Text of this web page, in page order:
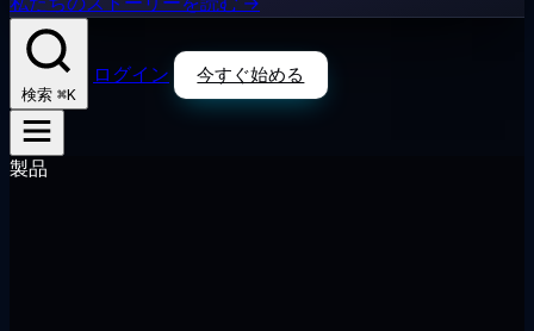
検索 ⌘K
ログイン 今すぐ始める
製品